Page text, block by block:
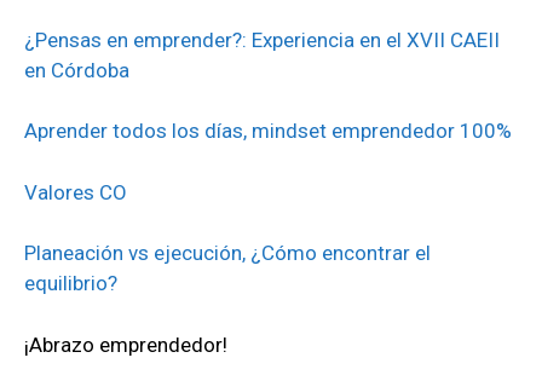
¿Pensas en emprender?: Experiencia en el XVII CAEII
en Córdoba
Aprender todos los días, mindset emprendedor 100%
Valores CO
Planeación vs ejecución, ¿Cómo encontrar el
equilibrio?
¡Abrazo emprendedor!